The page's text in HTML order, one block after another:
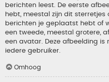
berichten leest. De eerste
hebt, meestal zijn dit sterretjes
berichten je geplaatst hebt of
een tweede, meestal grotere,
een avatar. Deze afbeelding is
iedere gebruiker.
Omhoog